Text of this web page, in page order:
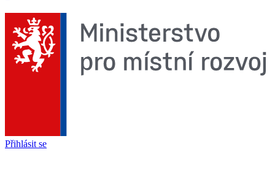
Přihlásit se